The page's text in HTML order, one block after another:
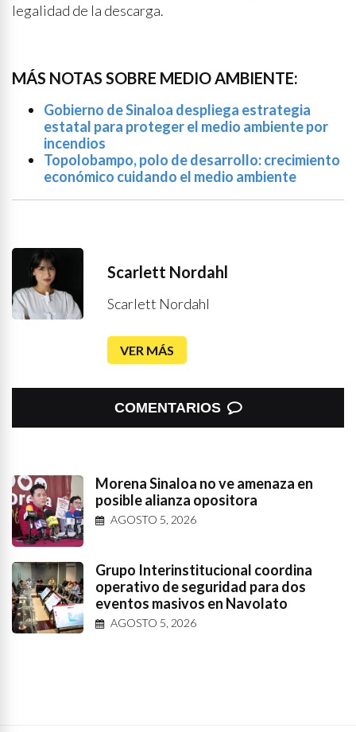
legalidad de la descarga.
MÁS NOTAS SOBRE MEDIO AMBIENTE:
Gobierno de Sinaloa despliega estrategia
estatal para proteger el medio ambiente por
incendios
Topolobampo, polo de desarrollo: crecimiento
económico cuidando el medio ambiente
Scarlett Nordahl
Scarlett Nordahl
VER MÁS
COMENTARIOS
Morena Sinaloa no ve amenaza en
posible alianza opositora
AGOSTO 5, 2026
Grupo Interinstitucional coordina
operativo de seguridad para dos
eventos masivos en Navolato
AGOSTO 5, 2026